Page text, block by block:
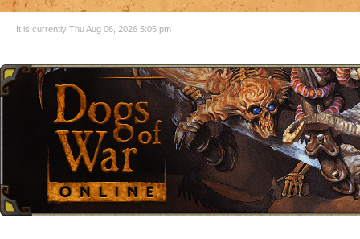
It is currently Thu Aug 06, 2026 5:05 pm